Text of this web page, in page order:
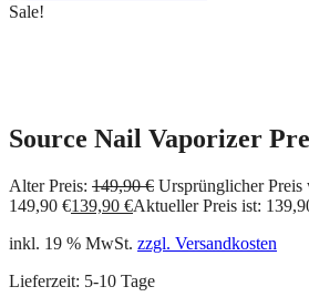
Sale!
Source Nail Vaporizer
Alter Preis: 149,90€ Ursprünglicher Preis
149,90 €139,90 €Aktueller Preis ist:
inkl. 19 % MwSt. zzgl. Versandkosten
Lieferzeit: 5-10 Tage